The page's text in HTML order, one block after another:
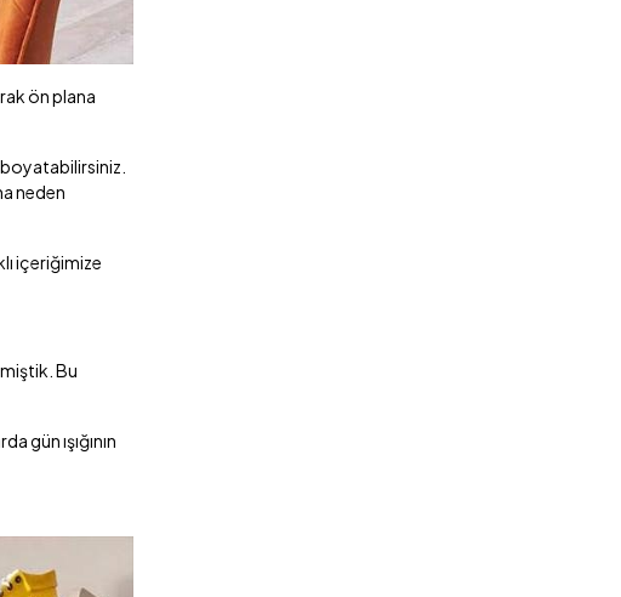
ön plana
neden
içeriğimize
Bu
gün ışığının